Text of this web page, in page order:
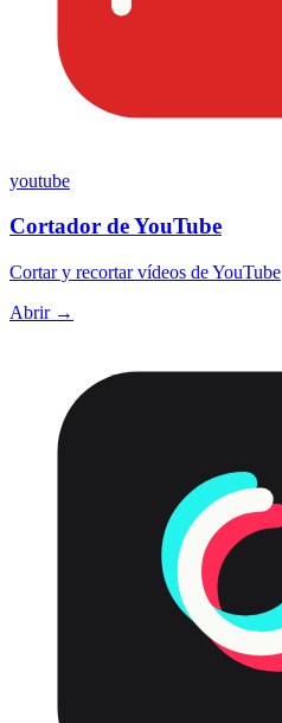
youtube
Cortador de YouTube
Cortar y recortar vídeos de YouTube
Abrir →